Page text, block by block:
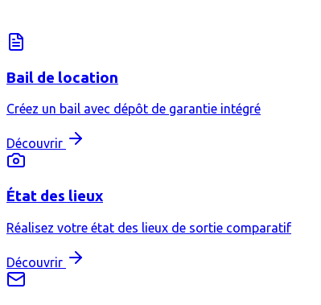
Bail de location
Créez un bail avec dépôt de garantie intégré
Découvrir
État des lieux
Réalisez votre état des lieux de sortie comparatif
Découvrir